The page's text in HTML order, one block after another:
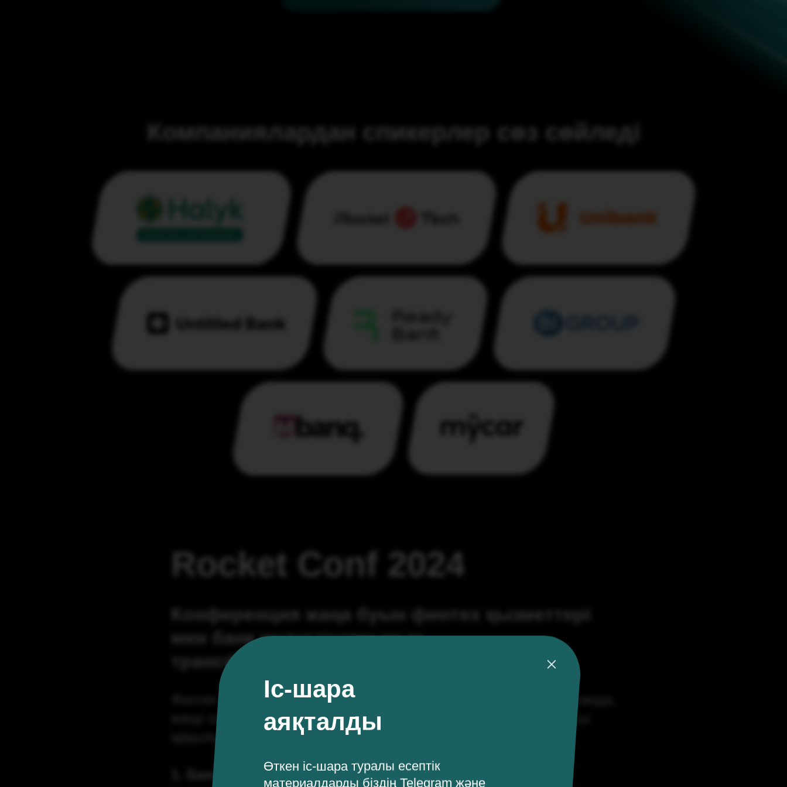
Компаниялардан спикерлер сөз сөйледі
Rocket Conf 2024
Конференция жаңа буын финтех қызметтері
мен банк индустриясының
трансформациясына арналды.
Финтех маркетплейстер мен құрылыс компанияларын қоса алғанда,
жаңа салаларға еніп, дәстүрлі банк қызметтерін JTBD призмасы
арқылы қайта құруда.
1. Банктер енді қажеті болмайды!
Өткен іс-шара туралы есептік
материалдарды біздің Telegram және
Іс-шара
аяқталды